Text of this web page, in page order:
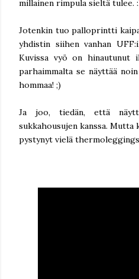
millainen rimpula sieltä tulee.
Jotenkin tuo palloprintti
yhdistin siihen vanhan
Kuvissa vyö on hinautunut
parhaimmalta se näyttää
hommaa! ;)
Ja joo, tiedän, että
sukkahousujen kanssa. Mutta
pystynyt vielä